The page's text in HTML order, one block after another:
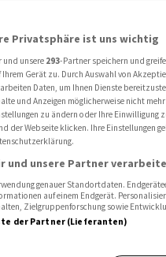
von 29 Milliarden Dollar -
Dollar -
soll
Privatsphäre ist uns wichtig
und unsere 293-Partner speichern und
Ihrem Gerät zu. Durch Auswahl von
Daten, um Ihnen Dienste
und Anzeigen möglicherweise nicht
zu ändern oder Ihre Einwilligung
der Webseite klicken. Ihre Einstellungen
und unsere Partner
genauer Standortdaten.
auf einem Endgerät.
Zielgruppenforschung sowie
der Partner (Lieferanten)